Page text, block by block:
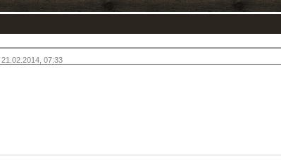
21.02.2014, 07:33